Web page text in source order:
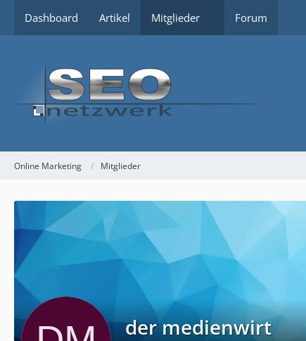
Dashboard Artikel Mitglieder Forum
Online Marketing Mitglieder
der medienwirt